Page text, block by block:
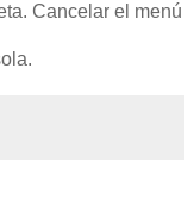
Cancelar el menú